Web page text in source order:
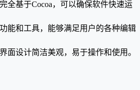
全基于Cocoa，可以确保软件快速运
能和工具，能够满足用户的各种编辑
面设计简洁美观，易于操作和使用。